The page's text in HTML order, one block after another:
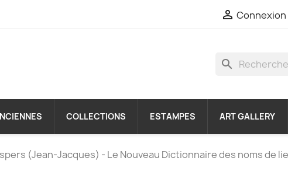
 Connexion
search
COLLECTIONS ESTAMPES ART GALLERY
(Jean-Jacques) - Le Nouveau Dictionnaire des noms de